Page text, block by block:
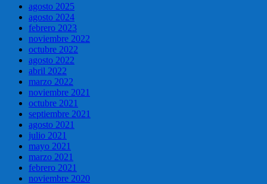
agosto 2025
agosto 2024
febrero 2023
noviembre 2022
octubre 2022
agosto 2022
abril 2022
marzo 2022
noviembre 2021
octubre 2021
septiembre 2021
agosto 2021
julio 2021
mayo 2021
marzo 2021
febrero 2021
noviembre 2020